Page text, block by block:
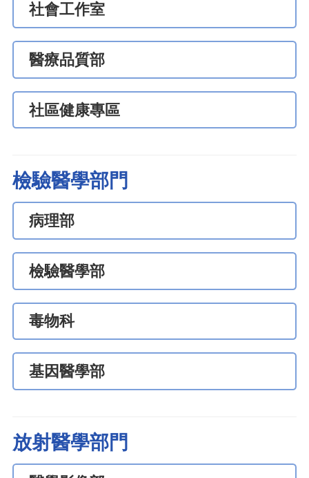
社會工作室
醫療品質部
社區健康專區
檢驗醫學部門
病理部
檢驗醫學部
毒物科
基因醫學部
放射醫學部門